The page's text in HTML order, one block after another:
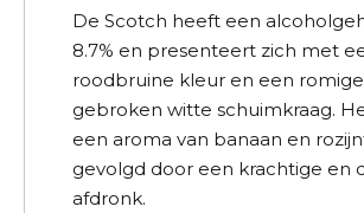
De Scotch heeft een
8.7% en presenteert zich met
roodbruine kleur en een
gebroken witte schuimkraag.
een aroma van banaan en
gevolgd door een krachtige en
afdronk.